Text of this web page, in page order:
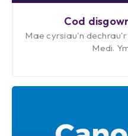
Cod
Mae cyrsiau'n
Medi.